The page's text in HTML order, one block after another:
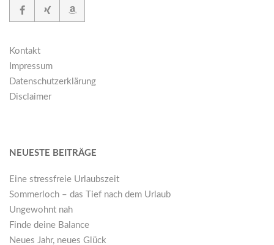
Kontakt
Impressum
Datenschutzerklärung
Disclaimer
NEUESTE BEITRÄGE
Eine stressfreie Urlaubszeit
Sommerloch – das Tief nach dem Urlaub
Ungewohnt nah
Finde deine Balance
Neues Jahr, neues Glück